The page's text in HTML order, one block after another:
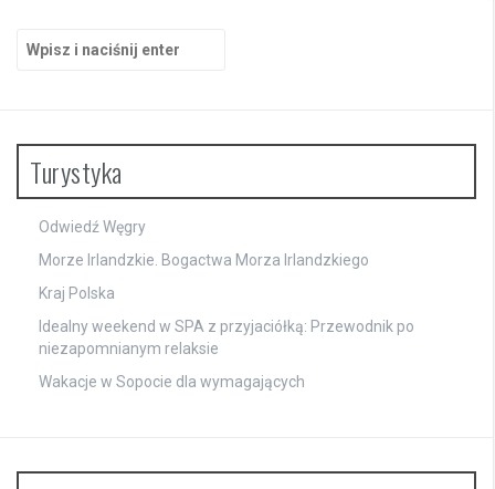
Turystyka
Odwiedź Węgry
Morze Irlandzkie. Bogactwa Morza Irlandzkiego
Kraj Polska
Idealny weekend w SPA z przyjaciółką: Przewodnik po
niezapomnianym relaksie
Wakacje w Sopocie dla wymagających